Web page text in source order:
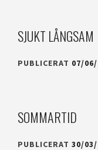
SJUKT LÅNGSAM
PUBLICERAT 07/
SOMMARTID
PUBLICERAT 30/